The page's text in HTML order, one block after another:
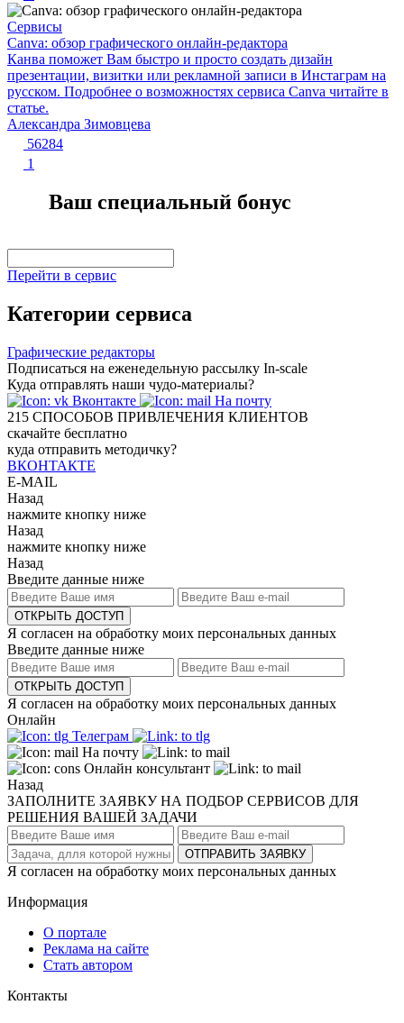
Сервисы
Canva: обзор графического онлайн-редактора
Канва поможет Вам быстро и просто создать дизайн
презентации, визитки или рекламной записи в Инстаграм на
русском. Подробнее о возможностях сервиса Canva читайте в
статье.
Александра Зимовцева
56284
1
Ваш специальный бонус
Перейти в сервис
Категории сервиса
Графические редакторы
Подписаться на еженедельную рассылку In-scale
Куда отправлять наши чудо-материалы?
Вконтакте
На почту
215 СПОСОБОВ ПРИВЛЕЧЕНИЯ КЛИЕНТОВ
скачайте бесплатно
куда отправить методичку?
ВКОНТАКТЕ
E-MAIL
Назад
нажмите кнопку ниже
Назад
нажмите кнопку ниже
Назад
Введите данные ниже
ОТКРЫТЬ ДОСТУП
Я согласен на обработку моих персональных данных
Введите данные ниже
ОТКРЫТЬ ДОСТУП
Я согласен на обработку моих персональных данных
Онлайн
Телеграм
На почту
Онлайн консультант
Назад
ЗАПОЛНИТЕ ЗАЯВКУ НА ПОДБОР СЕРВИСОВ ДЛЯ
РЕШЕНИЯ ВАШЕЙ ЗАДАЧИ
ОТПРАВИТЬ ЗАЯВКУ
Я согласен на обработку моих персональных данных
Информация
О портале
Реклама на сайте
Стать автором
Контакты